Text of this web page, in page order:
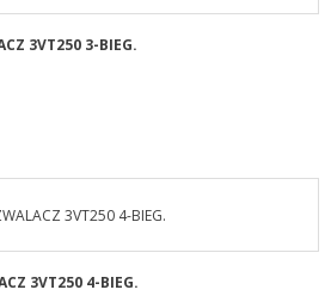
3VT250 3-BIEG.
3VT250 4-BIEG.